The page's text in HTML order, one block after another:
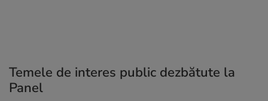
Temele de interes public dezbătute la
Panel